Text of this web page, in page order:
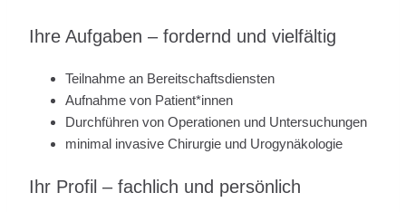
Ihre Aufgaben – fordernd und vielfältig
Teilnahme an Bereitschaftsdiensten
Aufnahme von Patient*innen
Durchführen von Operationen und Untersuchungen
minimal invasive Chirurgie und Urogynäkologie
Ihr Profil – fachlich und persönlich